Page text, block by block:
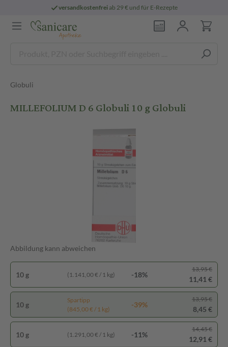
versandkostenfreiab 29 € und für E-Rezepte
Globuli
MILLEFOLIUM D 6 Globuli 10 g Globuli
Abbildung kann abweichen
10 g (1.141,00 € / 1 kg) -18%
13,95 €
11,41 €
10 g
Spartipp
(845,00 € / 1 kg)
-39%
13,95 €
8,45 €
10 g (1.291,00 € / 1 kg) -11%
14,45 €
12,91 €